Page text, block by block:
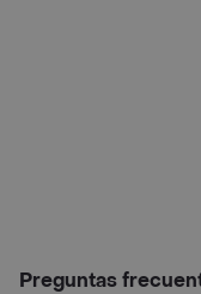
Preguntas